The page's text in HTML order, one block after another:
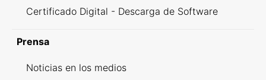
Certificado Digital - Descarga de Software
Prensa
Noticias en los medios